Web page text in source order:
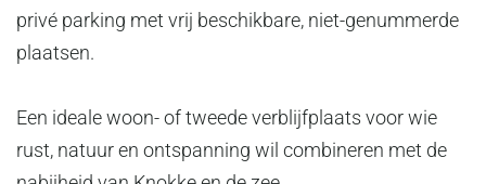
privé parking met vrij beschikbare, niet-genummerde
plaatsen.
Een ideale woon- of tweede verblijfplaats voor wie
rust, natuur en ontspanning wil combineren met de